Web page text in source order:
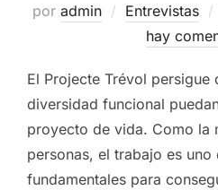
por admin Entrevistas
hay
El Projecte Trévol persigue
diversidad funcional
proyecto de vida. Como la
personas, el trabajo es uno
fundamentales para